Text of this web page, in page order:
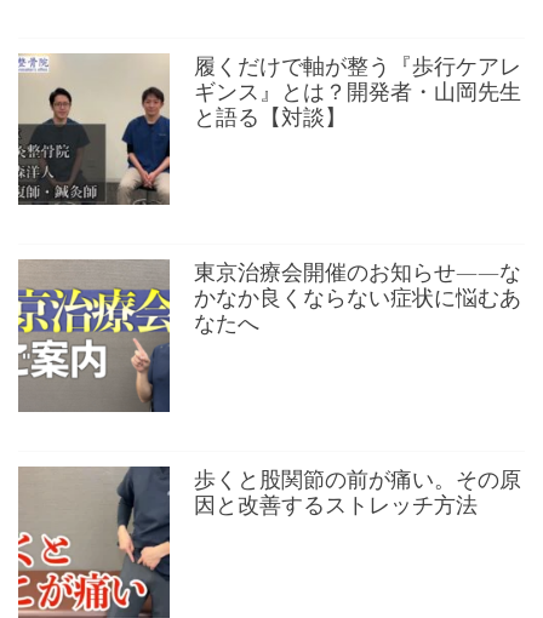
履くだけで軸が整う『歩行ケアレ
ギンス』とは？開発者・山岡先生
と語る【対談】
東京治療会開催のお知らせ——な
かなか良くならない症状に悩むあ
なたへ
歩くと股関節の前が痛い。その原
因と改善するストレッチ方法